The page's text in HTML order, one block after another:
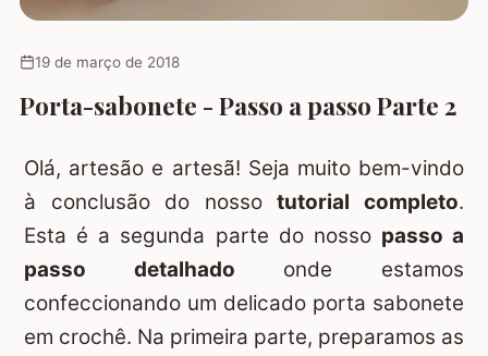
19 de março de 2018
Porta-sabonete - Passo a passo Parte 2
Olá, artesão e artesã! Seja muito bem-vindo
à conclusão do nossotutorial completo.
Esta é a segunda parte do nosso passo a
passo detalhado onde estamos
confeccionando um delicado porta sabonete
em crochê. Na primeira parte, preparamos as